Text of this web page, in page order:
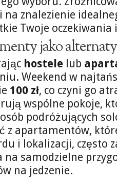
na znalezienie
Twoje oczekiwania
jako
hostele lub
Weekend w
100 zł, co czyni go
wspólne pokoje,
podróżujących
z apartamentów,
i lokalizacji, często
na samodzielne
na jedzenie.